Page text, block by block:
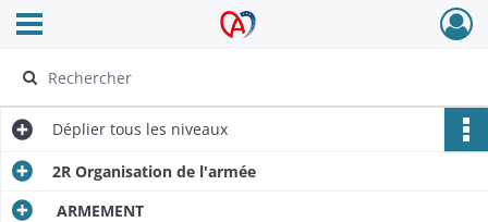
Archives Alsace - Colmar
Ouvrir le menu déroulant
Déplier tous les niveaux
2R Organisation de l'armée
ARMEMENT